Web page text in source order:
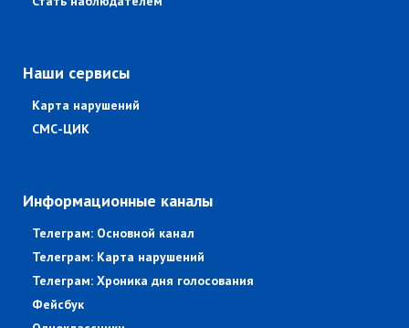
Наши сервисы
Карта нарушений
СМС-ЦИК
Информационные каналы
Телеграм: Основной канал
Телеграм: Карта нарушений
Телеграм: Хроника дня голосования
Фейсбук